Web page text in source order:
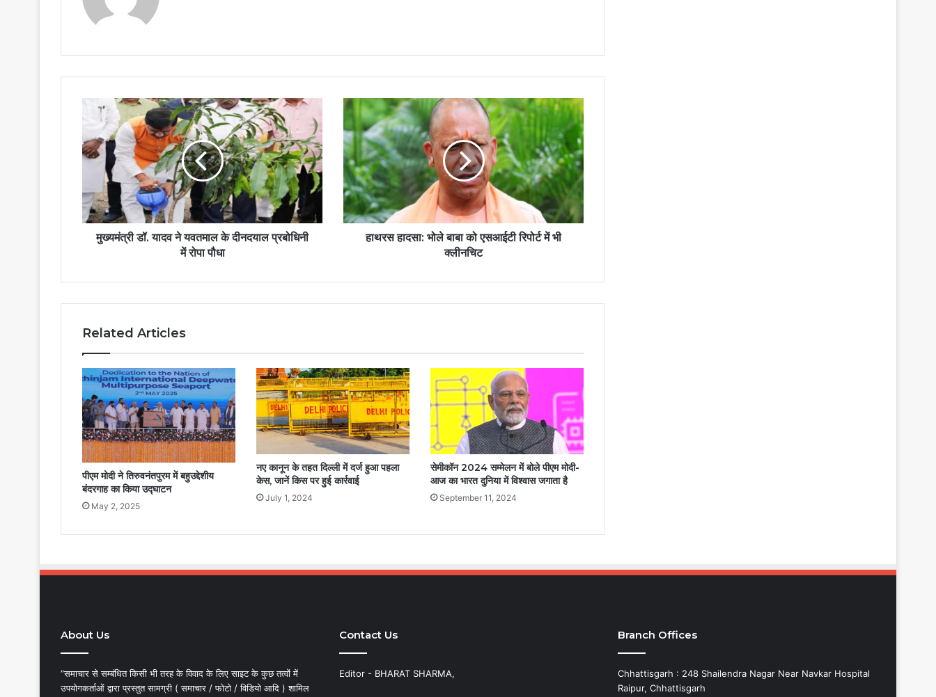
मुख्यमंत्री डॉ. यादव ने यवतमाल के दीनदयाल प्रबोधिनी
में रोपा पौधा
हाथरस हादसा: भोले बाबा को एसआईटी रिपोर्ट में भी
क्लीनचिट
Related Articles
पीएम मोदी ने तिरुवनंतपुरम में बहुउद्देशीय
बंदरगाह का किया उद्घाटन
May 2, 2025
नए कानून के तहत दिल्ली में दर्ज हुआ पहला
केस, जानें किस पर हुई कार्रवाई
July 1, 2024
सेमीकॉन 2024 सम्मेलन में बोले पीएम मोदी-
आज का भारत दुनिया में विश्वास जगाता है
September 11, 2024
About Us
“समाचार से सम्बंधित किसी भी तरह के विवाद के लिए साइट के कुछ तत्वों में
उपयोगकर्ताओं द्वारा प्रस्तुत सामग्री ( समाचार / फोटो / विडियो आदि ) शामिल
Contact Us
Editor - BHARAT SHARMA,
Branch Offices
Chhattisgarh : 248 Shailendra Nagar Near Navkar Hospital
Raipur, Chhattisgarh